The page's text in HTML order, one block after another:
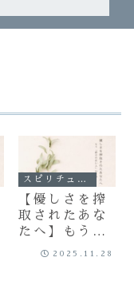
スピリチュアル
【優しさを搾
取されたあな
たへ】もう
「都合の良い
2025.11.28